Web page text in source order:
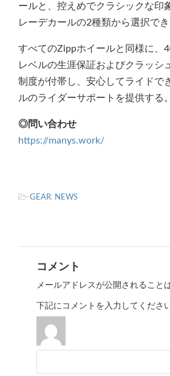
ールと、控えめでクラシックな印
レーデカールの2種類から選択でき
すべてのZippホイールと同様に、
レベルの生涯保証およびクラッシ
制度が付帯し、安心してライドで
ルのライダーサポートを提供する。
◎問い合わせ
https://manys.work/
-GEAR, NEWS
コメント
メールアドレスが公開されること
下記にコメントを入力してください